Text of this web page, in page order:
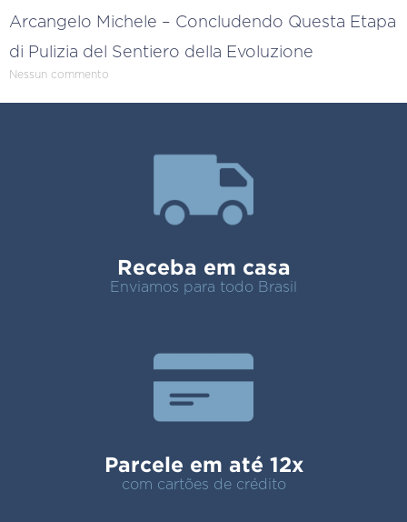
Arcangelo Michele – Concludendo Questa Etapa
di Pulizia del Sentiero della Evoluzione
Nessun commento
Receba em casa
Enviamos para todo Brasil
Parcele em até 12x
com cartões de crédito